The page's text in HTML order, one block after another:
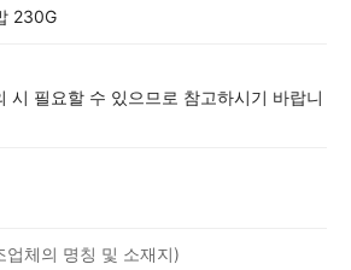
230G
필요할 수 있으므로 참고하시기 바랍니
체의 명칭 및 소재지)